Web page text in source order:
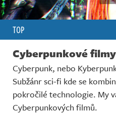
TOP
Cyberpunkové filmy
Cyberpunk, nebo
Subžánr sci-fi kde se
pokročilé technologie. My
Cyberpunkových filmů.